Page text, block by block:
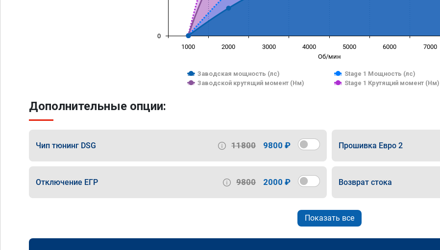
Об/мин
Заводская мощность (лс)
Stage 1 Мощность (лс)
Заводской крутящий момент (Нм)
Stage 1 Крутящий момент (Нм)
1000 2000 3000 4000 5000 6000 7000
0
Дополнительные опции:
Чип тюнинг DSG 11800 9800 ₽ Прошивка Евро 2
Отключение ЕГР 9800 2000 ₽ Возврат стока
Показать все